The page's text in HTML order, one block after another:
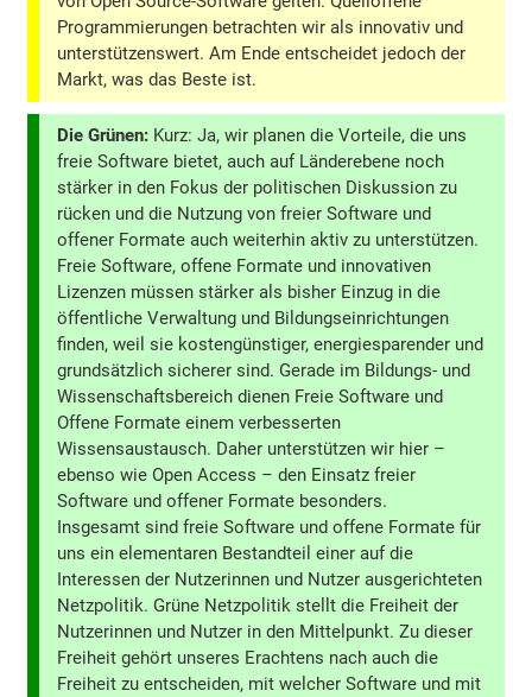
Programmierungen betrachten wir als innovativ und
unterstützenswert. Am Ende entscheidet jedoch der
Markt, was das Beste ist.
Die Grünen: Kurz: Ja, wir planen die Vorteile, die uns
freie Software bietet, auch auf Länderebene noch
stärker in den Fokus der politischen Diskussion zu
rücken und die Nutzung von freier Software und
offener Formate auch weiterhin aktiv zu unterstützen.
Freie Software, offene Formate und innovativen
Lizenzen müssen stärker als bisher Einzug in die
öffentliche Verwaltung und Bildungseinrichtungen
finden, weil sie kostengünstiger, energiesparender und
grundsätzlich sicherer sind. Gerade im Bildungs- und
Wissenschaftsbereich dienen Freie Software und
Offene Formate einem verbesserten
Wissensaustausch. Daher unterstützen wir hier –
ebenso wie Open Access – den Einsatz freier
Software und offener Formate besonders.
Insgesamt sind freie Software und offene Formate für
uns ein elementaren Bestandteil einer auf die
Interessen der Nutzerinnen und Nutzer ausgerichteten
Netzpolitik. Grüne Netzpolitik stellt die Freiheit der
Nutzerinnen und Nutzer in den Mittelpunkt. Zu dieser
Freiheit gehört unseres Erachtens nach auch die
Freiheit zu entscheiden, mit welcher Software und mit